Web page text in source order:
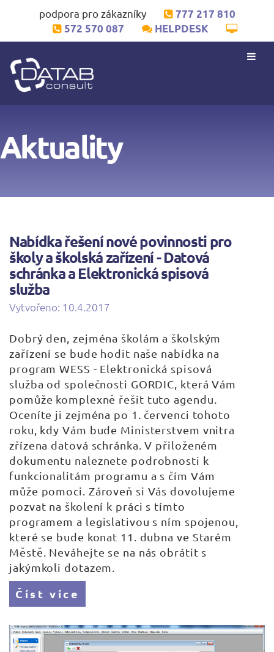
podpora pro zákazníky
777 217 810
572 570 087
HELPDESK
Aktuality
Nabídka řešení nové povinnosti pro
školy a školská zařízení - Datová
schránka a Elektronická spisová
služba
Vytvořeno: 10.4.2017
Dobrý den, zejména školám a školským
zařízení se bude hodit naše nabídka na
program WESS - Elektronická spisová
služba od společnosti GORDIC, která Vám
pomůže komplexně řešit tuto agendu.
Oceníte ji zejména po 1. červenci tohoto
roku, kdy Vám bude Ministerstvem vnitra
zřízena datová schránka. V přiloženém
dokumentu naleznete podrobnosti k
funkcionalitám programu a s čím Vám
může pomoci. Zároveň si Vás dovolujeme
pozvat na školení k práci s tímto
programem a legislativou s ním spojenou,
které se bude konat 11. dubna ve Starém
Městě. Neváhejte se na nás obrátit s
jakýmkoli dotazem.
Číst více